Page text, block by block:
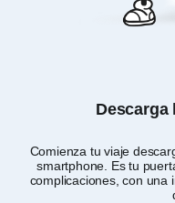
Descarga
Comienza tu viaje
smartphone. Es tu
complicaciones, con una